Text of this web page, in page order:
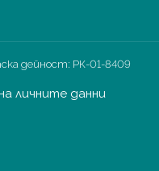
дейност: РК-01-8409
личните данни